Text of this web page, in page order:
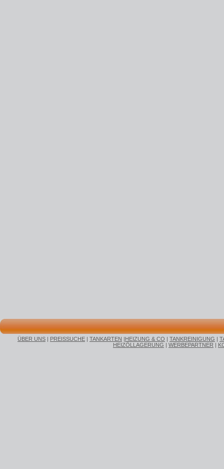
ÜBER UNS | PREISSUCHE | TANKARTEN |HEIZUNG & CO | TANKREINIGUNG |
HEIZÖLLAGERUNG | WERBEPARTNER |